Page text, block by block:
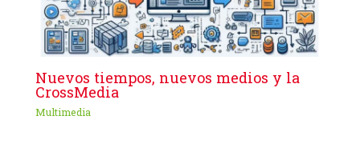
Nuevos tiempos, nuevos medios y la
CrossMedia
Multimedia